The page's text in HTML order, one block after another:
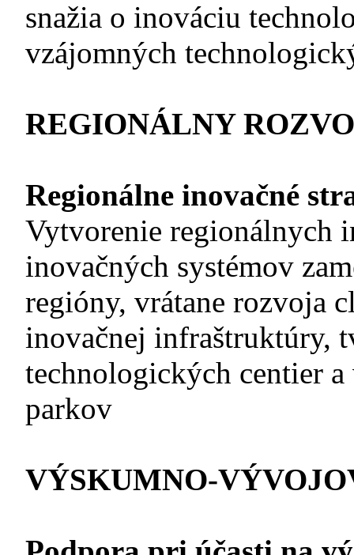
snažia o inováciu
vzájomných
REGIONÁLNY
Regionálne inovačné
Vytvorenie regionálnych
inovačných systémov
regióny, vrátane rozvoja
inovačnej infraštruktúry,
technologických centier
parkov
VÝSKUMNO-